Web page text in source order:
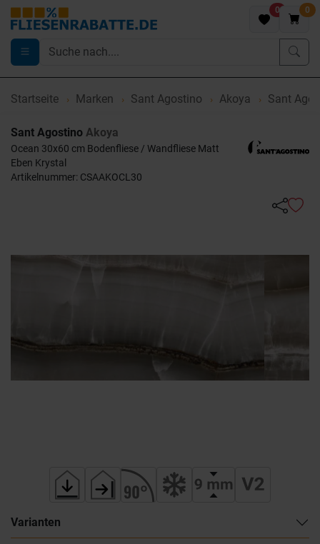
0 0
Startseite Marken Sant Agostino Akoya Sant
Sant Agostino Akoya
Ocean 30x60 cm Bodenfliese / Wandfliese Matt
Eben Krystal
Artikelnummer: CSAAKOCL30
Varianten